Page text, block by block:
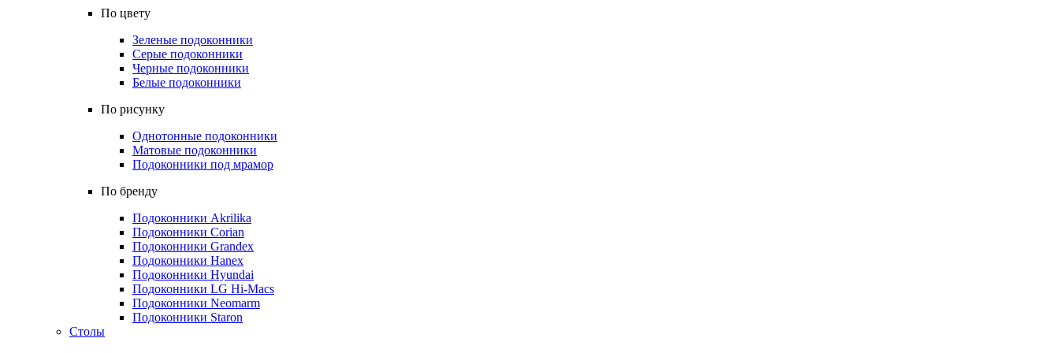
По цвету
Зеленые подоконники
Серые подоконники
Черные подоконники
Белые подоконники
По рисунку
Однотонные подоконники
Матовые подоконники
Подоконники под мрамор
По бренду
Подоконники Akrilika
Подоконники Corian
Подоконники Grandex
Подоконники Hanex
Подоконники Hyundai
Подоконники LG Hi-Macs
Подоконники Neomarm
Подоконники Staron
Столы